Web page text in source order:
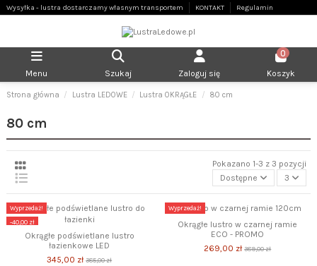
Wysyłka - lustra dostarczamy własnym transportem KONTAKT Regulamin
Menu Szukaj Zaloguj się
0
Koszyk
Strona główna Lustra LEDOWE Lustra OKRĄGŁE 80 cm
80 cm
Pokazano 1-3 z 3 pozycji
Dostępne
3
Wyprzedaż!
-40,00 zł
Okrągłe podświetlane lustro
łazienkowe LED
345,00 zł385,00 zł
Wyprzedaż!
-120,00 zł
Okrągłe lustro w czarnej ramie
ECO - PROMO
269,00 zł389,00 zł